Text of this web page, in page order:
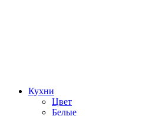
Кухни
Цвет
Белые